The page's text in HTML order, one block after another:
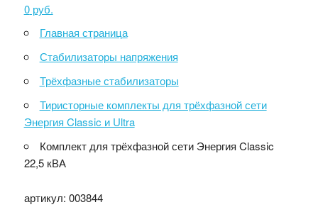
0руб.
Главная страница
Стабилизаторы напряжения
Трёхфазные стабилизаторы
Тиристорные комплекты для трёхфазной сети
Энергия Classic и Ultra
Комплект для трёхфазной сети Энергия Classic
22,5 кВА
артикул: 003844